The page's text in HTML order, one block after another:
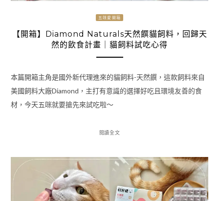
五咪愛開箱
【開箱】Diamond Naturals天然饌貓飼料，回歸天
然的飲食計畫｜貓飼料試吃心得
本篇開箱主角是國外新代理進來的貓飼料-天然饌，這款飼料來自
美國飼料大廠Diamond，主打有意識的選擇好吃且環境友善的食
材，今天五咪就要搶先來試吃啦～
閱讀全文